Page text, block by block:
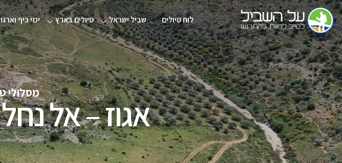
לוח טיולים שביל ישראל טיולים בארץ ימי כיף
מסלולי
אגוז – אל